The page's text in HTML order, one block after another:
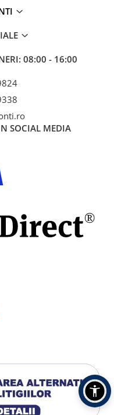
08:00 - 16:00
SOCIAL MEDIA